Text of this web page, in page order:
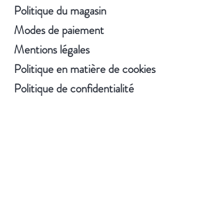
Politique du magasin
Modes de paiement
Mentions légales
Politique en matière de cookies
Politique de confidentialité